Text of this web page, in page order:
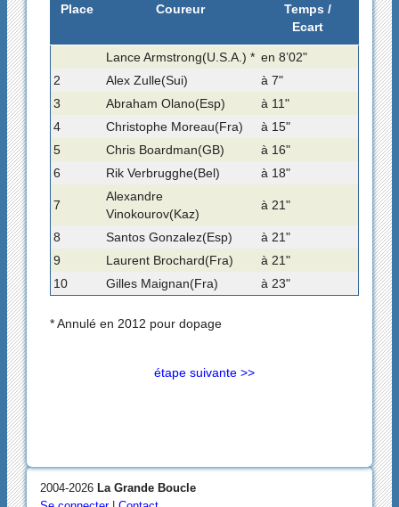
Place Coureur
Temps /
Ecart
Lance Armstrong(U.S.A.) * en 8’02"
2
Alex Zulle(Sui)
à 7"
3
Abraham Olano(Esp)
à 11"
4
Christophe Moreau(Fra)
à 15"
5
Chris Boardman(GB)
à 16"
6
Rik Verbrugghe(Bel) à 18"
7
Alexandre
Vinokourov(Kaz)
à 21"
8 Santos Gonzalez(Esp)
à 21"
9
Laurent Brochard(Fra)
à 21"
10
Gilles Maignan(Fra) à 23"
* Annulé en 2012 pour dopage
étape suivante >>
2004-2026 La Grande Boucle